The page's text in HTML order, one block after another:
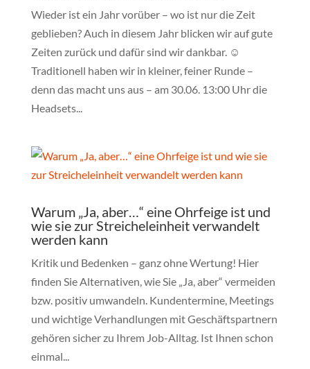
Wieder ist ein Jahr vorüber – wo ist nur die Zeit
geblieben? Auch in diesem Jahr blicken wir auf gute
Zeiten zurück und dafür sind wir dankbar. ☺
Traditionell haben wir in kleiner, feiner Runde –
denn das macht uns aus – am 30.06. 13:00 Uhr die
Headsets...
Warum „Ja, aber…“ eine Ohrfeige ist und
wie sie zur Streicheleinheit verwandelt
werden kann
Kritik und Bedenken – ganz ohne Wertung! Hier
finden Sie Alternativen, wie Sie „Ja, aber“ vermeiden
bzw. positiv umwandeln. Kundentermine, Meetings
und wichtige Verhandlungen mit Geschäftspartnern
gehören sicher zu Ihrem Job-Alltag. Ist Ihnen schon
einmal...